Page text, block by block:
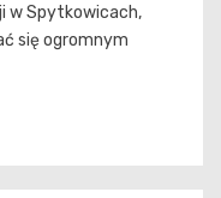
w Spytkowicach,
się ogromnym